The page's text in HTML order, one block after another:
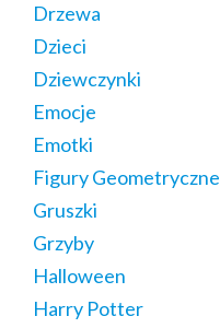
Drzewa
Dzieci
Dziewczynki
Emocje
Emotki
Figury Geometryczne
Gruszki
Grzyby
Halloween
Harry Potter